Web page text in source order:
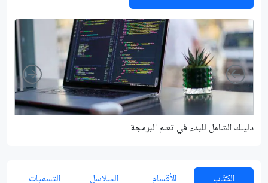
دليلك الشامل للبدء في تعلم البرمجة
Left
الكتّاب الأقسام السلاسل التسميات